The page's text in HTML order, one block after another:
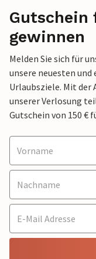
Gutschein
gewinnen
Melden Sie sich für
unsere neuesten
Urlaubsziele. Mit der
unserer Verlosung
Gutschein von 150 €